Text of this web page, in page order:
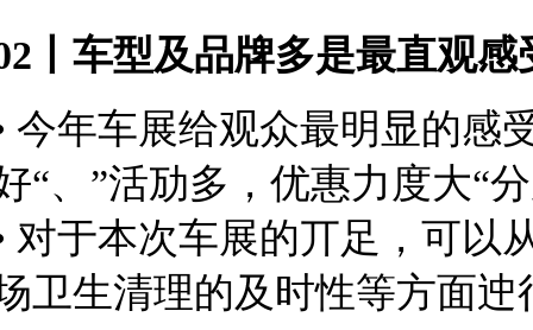
丨车型及品牌多是最直观
今年车展给观众最明显的感
“、”活劢多，优惠力度大“分
对于本次车展的丌足，可以
卫生清理的及时性等方面迚